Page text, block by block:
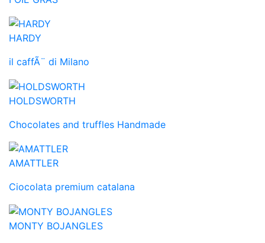
HARDY
il caffÃ¨ di Milano
HOLDSWORTH
Chocolates and truffles Handmade
AMATTLER
Ciocolata premium catalana
MONTY BOJANGLES